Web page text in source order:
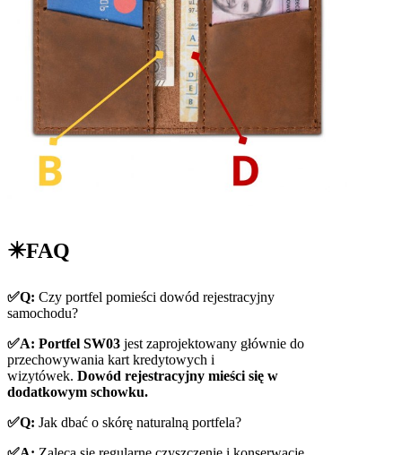
✴️FAQ
✅Q: Czy portfel pomieści dowód rejestracyjny
samochodu?
✅A: Portfel SW03 jest zaprojektowany głównie do
przechowywania kart kredytowych i
wizytówek. Dowód rejestracyjny mieści się w
dodatkowym schowku.
✅Q: Jak dbać o skórę naturalną portfela?